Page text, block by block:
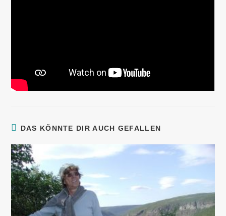
DAS KÖNNTE DIR AUCH GEFALLEN